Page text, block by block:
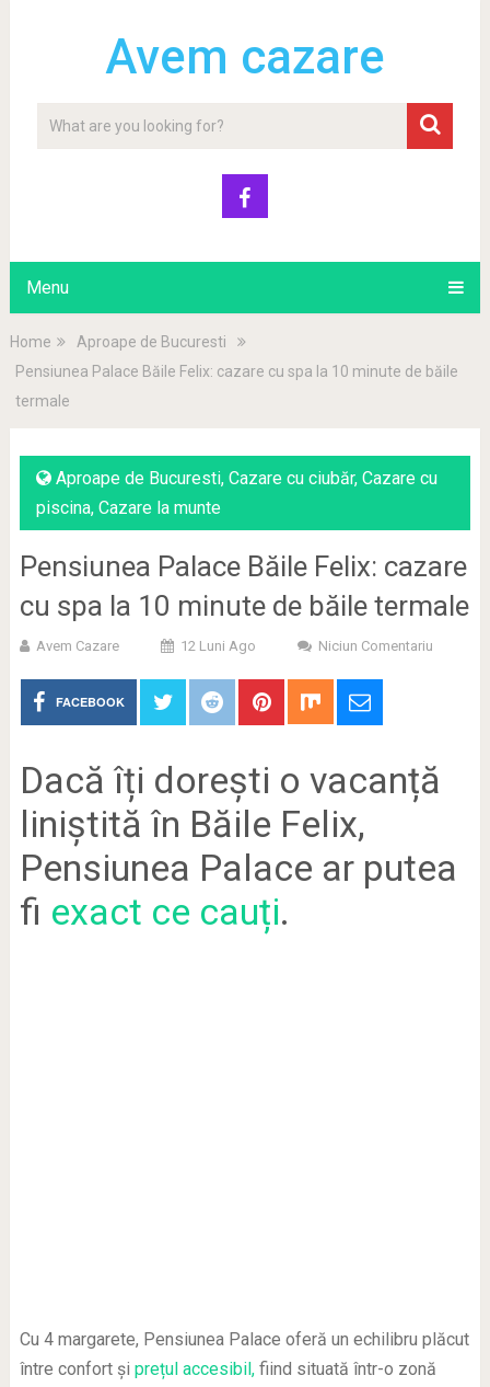
Avem cazare
Menu
Home
Aproape de Bucuresti
Pensiunea Palace Băile Felix: cazare cu spa la 10 minute de băile
termale
Aproape de Bucuresti, Cazare cu ciubăr, Cazare cu
piscina, Cazare la munte
Pensiunea Palace Băile Felix: cazare
cu spa la 10 minute de băile termale
Avem Cazare 12 Luni Ago Niciun Comentariu
FACEBOOK
Dacă îți dorești o vacanță
liniștită în Băile Felix,
Pensiunea Palace ar putea
fi exact ce cauți.
Cu 4 margarete, Pensiunea Palace oferă un echilibru plăcut
între confort și prețul accesibil,fiind situată într-o zonă